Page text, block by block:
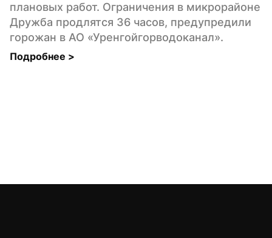
плановых работ. Ограничения в микрорайоне
Дружба продлятся 36 часов, предупредили
горожан в АО «Уренгойгорводоканал».
Подробнее >